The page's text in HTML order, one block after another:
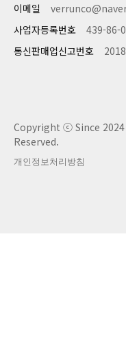
이메일
사업자등록번호
439-86-
통신판매업신고번호
Copyright ⓒ Since 2024
Reserved.
개인정보처리방침